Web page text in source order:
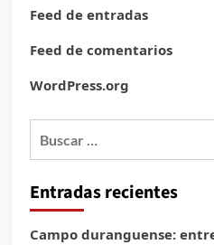
Feed de entradas
Feed de comentarios
WordPress.org
Entradas recientes
Campo duranguense: